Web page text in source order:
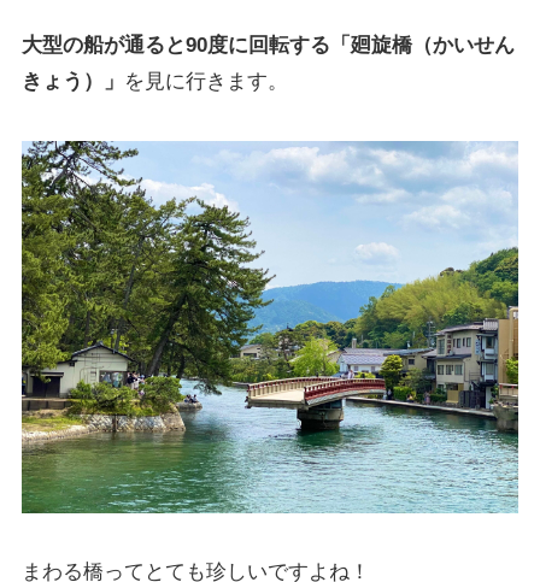
大型の船が通ると90度に回転する「廻旋橋（かいせん
きょう）」 を見に行きます。
まわる橋ってとても珍しいですよね！